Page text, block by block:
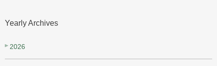
Yearly Archives
2026